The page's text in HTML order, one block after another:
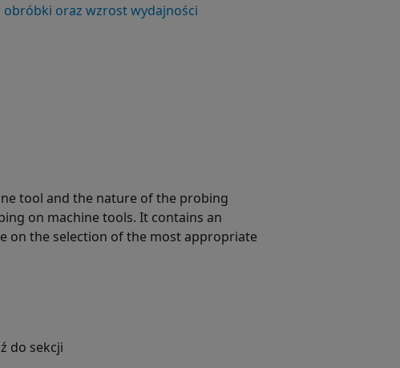
obróbki oraz wzrost wydajności
tool and the nature of the probing
on machine tools. It contains an
on the selection of the most appropriate
do sekcji